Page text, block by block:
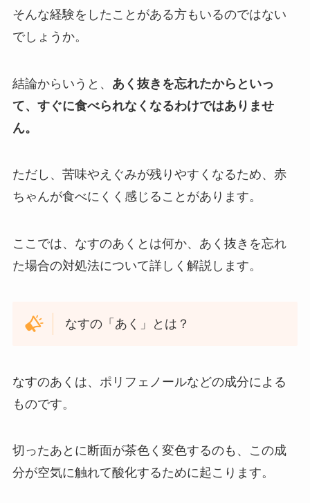
そんな経験をしたことがある方もいるのではない
でしょうか。
結論からいうと、 あく抜きを忘れたからといっ
て、すぐに食べられなくなるわけではありませ
ん。
ただし、苦味やえぐみが残りやすくなるため、赤
ちゃんが食べにくく感じることがあります。
ここでは、なすのあくとは何か、あく抜きを忘れ
た場合の対処法について詳しく解説します。
なすの「あく」とは？
なすのあくは、ポリフェノールなどの成分による
ものです。
切ったあとに断面が茶色く変色するのも、この成
分が空気に触れて酸化するために起こります。